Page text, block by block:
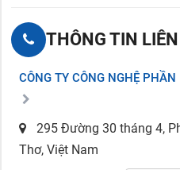
THÔNG TIN
CÔNG TY CÔNG NGHỆ
295 Đường 30 tháng 4,
Thơ, Việt Nam